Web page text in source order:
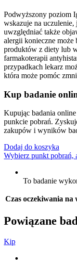
Podwyższony poziom
wskazuje na uczulenie,
uwzględniać także
alergii konieczne
produktów z diety lub
farmakoterapii
przypadkach lekarz
która może pomóc
Kup badanie
Kupując badania
punkcie pobrań.
zakupów i wyników
Dodaj do koszyka
Wybierz punkt pobrań,
To badanie
Czas oczekiwania
Powiązane
Kip